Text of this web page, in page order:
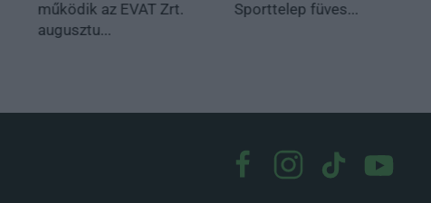
működik az EVAT Zrt.
augusztu...
Sporttelep füves...